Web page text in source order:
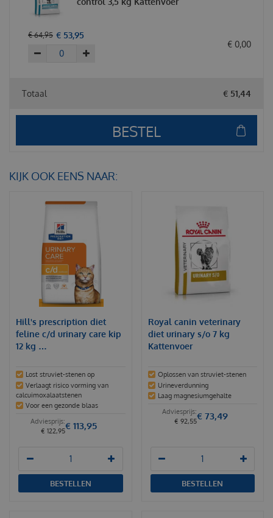
€ 64,95 € 53,95
€ 0,00
Totaal € 51,44
KIJK OOK EENS NAAR:
Hill's prescription diet
feline c/d urinary care kip
12 kg …
Lost struviet-stenen op
Verlaagt risico vorming van
calcuimoxalaatstenen
Voor een gezonde blaas
€ 122,95€ 113,95
BESTELLEN
Royal canin veterinary
diet urinary s/o 7 kg
Kattenvoer
Oplossen van struviet-stenen
Urineverdunning
Laag magnesiumgehalte
€ 92,55€ 73,49
BESTELLEN